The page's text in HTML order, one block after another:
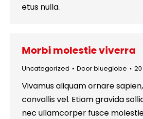
etus nulla.
Morbi molestie viverra
Uncategorized Doorblueglobe 20
Vivamus aliquam ornare
convallis vel. Etiam gravida
nec ullamcorper fusce